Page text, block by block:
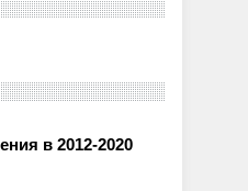
в 2012-2020